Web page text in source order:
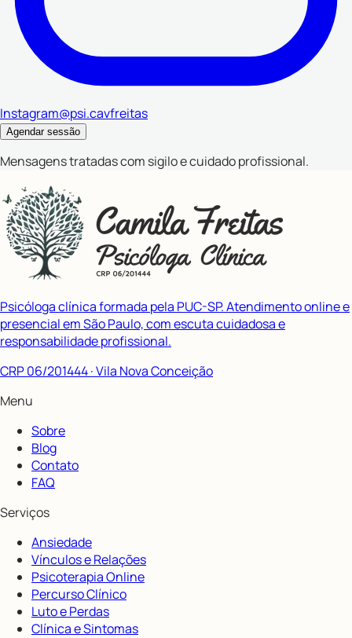
Instagram@psi.cavfreitas
Agendar sessão
Mensagens tratadas com sigilo e cuidado profissional.
Psicóloga clínica formada pela PUC-SP. Atendimento online e
presencial em São Paulo, com escuta cuidadosa e
responsabilidade profissional.
CRP 06/201444· Vila Nova Conceição
Menu
Sobre
Blog
Contato
FAQ
Serviços
Ansiedade
Vínculos e Relações
Psicoterapia Online
Percurso Clínico
Luto e Perdas
Clínica e Sintomas